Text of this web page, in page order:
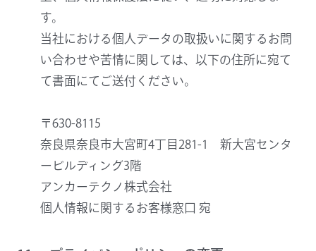
す。
当社における個人データの取扱いに関するお問
い合わせや苦情に関しては、以下の住所に宛て
て書面にてご送付ください。
〒630-8115
奈良県奈良市大宮町4丁目281-1 新大宮センタ
ービルディング3階
アンカーテクノ株式会社
個人情報に関するお客様窓口 宛